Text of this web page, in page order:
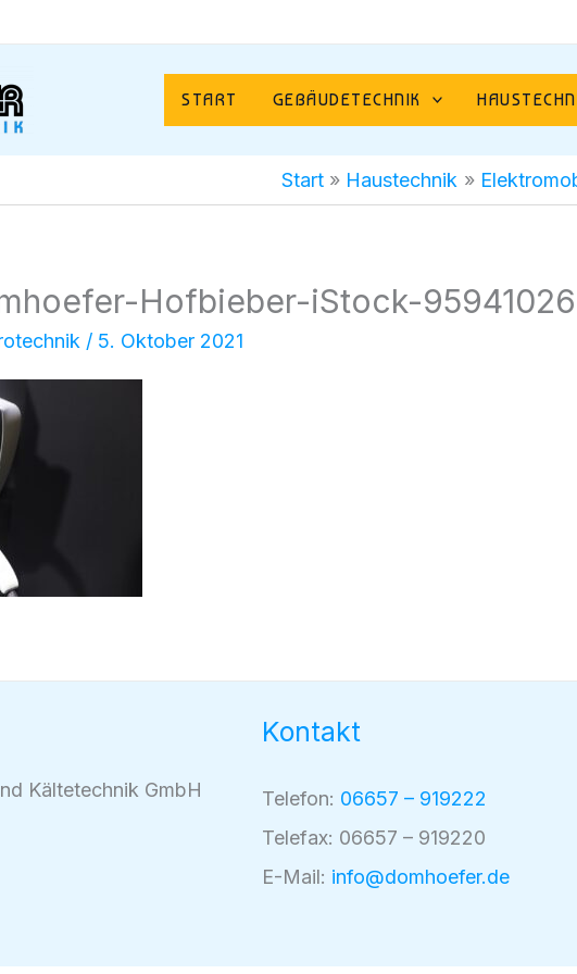
START GEBÄUDETECHNIK
Start Haustechnik
Hofbieber-iStock-
/ 5. Oktober 2021
Kältetechnik GmbH
Kontakt
Telefon: 06657 – 919222
Telefax: 06657 – 919220
E-Mail: info@domhoefer.de